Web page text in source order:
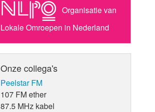
Organisatie van
Lokale Omroepen in Nederland
Onze collega's
Peelstar FM
107 FM ether
87.5 MHz kabel